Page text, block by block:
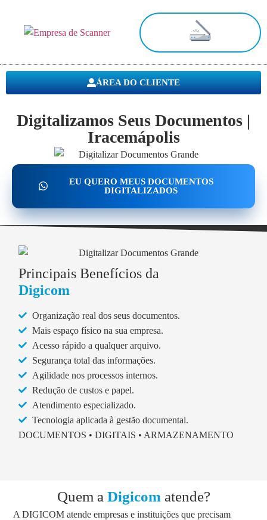
ÁREA DO CLIENTE
Digitalizamos Seus Documentos |
Iracemápolis
EU QUERO MEUS DOCUMENTOS
DIGITALIZADOS
Principais Benefícios da
Digicom
Organização real dos seus documentos.
Mais espaço físico na sua empresa.
Acesso rápido a qualquer arquivo.
Segurança total das informações.
Agilidade nos processos internos.
Redução de custos e papel.
Atendimento especializado.
Tecnologia aplicada à gestão documental.
DOCUMENTOS • DIGITAIS • ARMAZENAMENTO
Quem a Digicom atende?
A DIGICOM atende empresas e instituições que precisam